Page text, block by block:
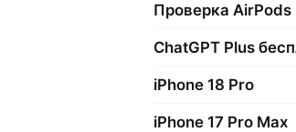
Проверка AirPods
ChatGPT Plus
iPhone 18 Pro
iPhone 17 Pro Max